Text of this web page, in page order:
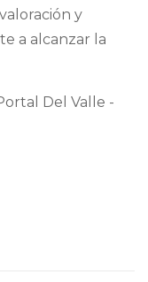
y
a alcanzar la
Del Valle -